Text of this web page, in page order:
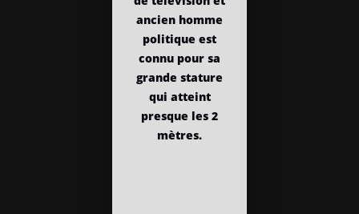
ancien homme
politique est
connu pour sa
grande stature
qui atteint
presque les 2
mètres.